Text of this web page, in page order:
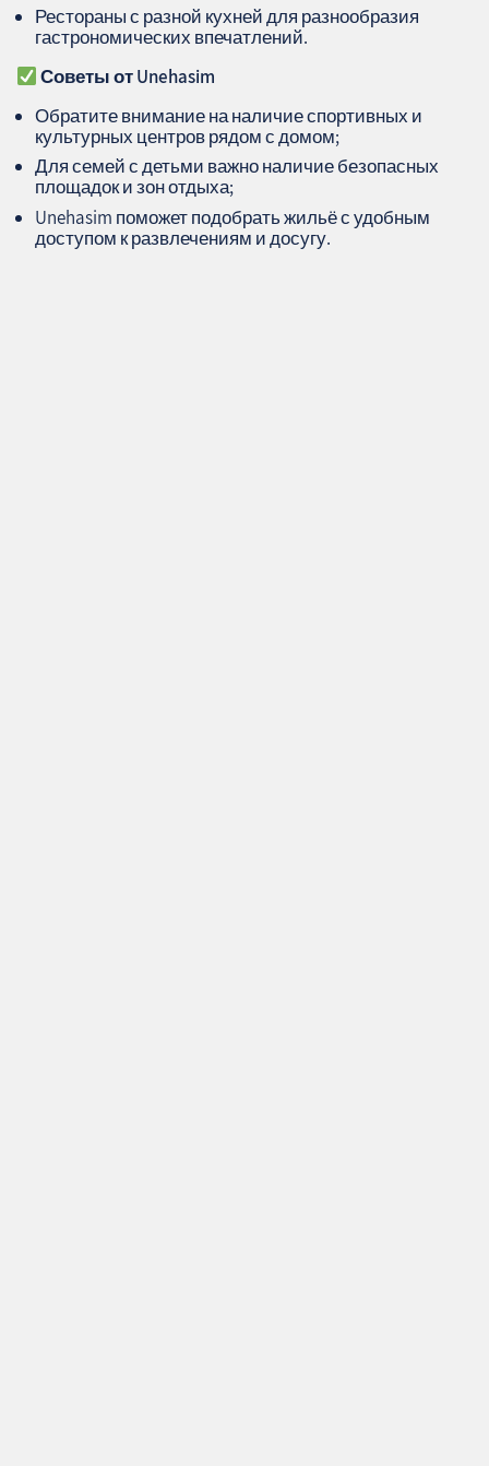
Рестораны с разной кухней для разнообразия
гастрономических впечатлений.
Советы от Unehasim
Обратите внимание на наличие спортивных и
культурных центров рядом с домом;
Для семей с детьми важно наличие безопасных
площадок и зон отдыха;
Unehasim поможет подобрать жильё с удобным
доступом к развлечениям и досугу.